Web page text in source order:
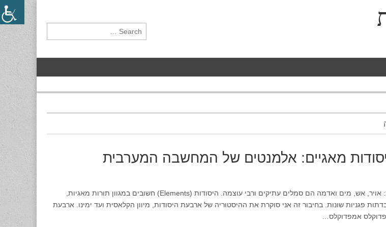
Search for:
מאגיים: אלמנטים של המחשבה המערבית
ארבעת היסודות: אויר, אש, מים ואדמה הם סמלים עתיקים ורבי עוצמה. היסודות (Elements) חשובים במגוון תורות מאגיות,
פגניות שונות. בחיבור זה אני סוקרת את ההיסטוריה של ארבעת היסודות, מיוון הקלאסית ועד ימינו. ארבעת
אמפדוקלס…